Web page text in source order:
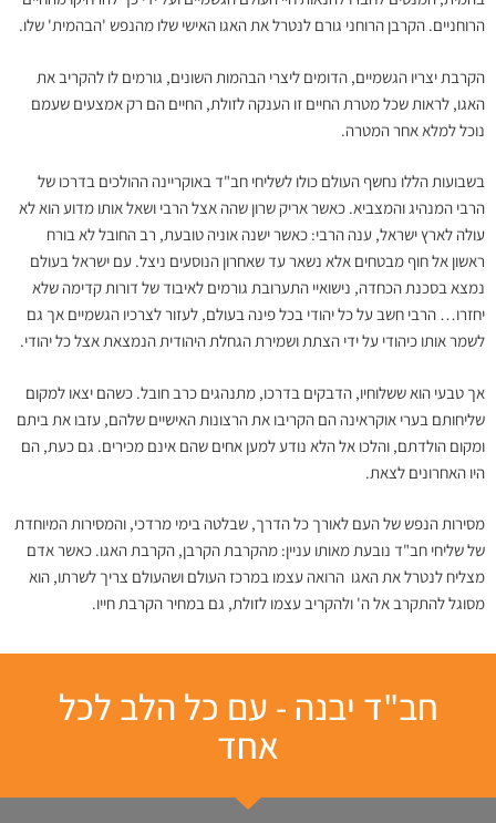
הרוחניים. הקרבן הרוחני גורם לנטרל את האגו האישי שלו מהנפש 'הבהמית' שלו.
הקרבת יצריו הגשמיים, הדומים ליצרי הבהמות השונים, גורמים לו להקריב את
האגו, לראות שכל מטרת החיים זו הענקה לזולת, החיים הם רק אמצעים שעמם
נוכל למלא אחר המטרה.
בשבועות הללו נחשף העולם כולו לשליחי חב"ד באוקריינה ההולכים בדרכו של
הרבי המנהיג והמצביא. כאשר אריק שרון שהה אצל הרבי ושאל אותו מדוע הוא לא
עולה לארץ ישראל, ענה הרבי: כאשר ישנה אוניה טובעת, רב החובל לא בורח
ראשון אל חוף מבטחים אלא נשאר עד שאחרון הנוסעים ניצל. עם ישראל בעולם
נמצא בסכנת הכחדה, נישואיי התערובת גורמים לאיבוד של דורות קדימה שלא
יחזרו… הרבי חשב על כל יהודי בכל פינה בעולם, לעזור לצרכיו הגשמיים אך גם
לשמר אותו כיהודי על ידי הצתת ושמירת הגחלת היהודית הנמצאת אצל כל יהודי.
אך טבעי הוא ששלוחיו, הדבקים בדרכו, מתנהגים כרב חובל. כשהם יצאו למקום
שליחותם בערי אוקראינה הם הקריבו את הרצונות האישיים שלהם, עזבו את ביתם
ומקום הולדתם, והלכו אל הלא נודע למען אחים שהם אינם מכירים. גם כעת, הם
היו האחרונים לצאת.
מסירות הנפש של העם לאורך כל הדרך, שבלטה בימי מרדכי, והמסירות המיוחדת
של שליחי חב"ד נובעת מאותו עניין: מהקרבת הקרבן, הקרבת האגו. כאשר אדם
מצליח לנטרל את האגו הרואה עצמו במרכז העולם ושהעולם צריך לשרתו, הוא
מסוגל להתקרב אל ה' ולהקריב עצמו לזולת, גם במחיר הקרבת חייו.
חב"ד יבנה - עם כל הלב לכל
אחד